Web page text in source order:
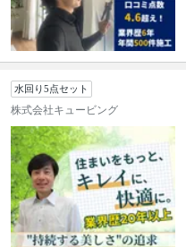
水回り5点セット
株式会社キュービング